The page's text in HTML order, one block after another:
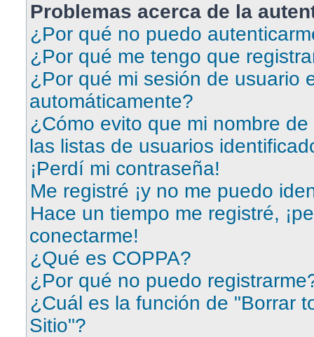
Problemas acerca de la
¿Por qué no puedo
¿Por qué me tengo que
¿Por qué mi sesión de usuario
automáticamente?
¿Cómo evito que mi nombre
las listas de usuarios
¡Perdí mi contraseña!
Me registré ¡y no me puedo
Hace un tiempo me registré,
conectarme!
¿Qué es COPPA?
¿Por qué no puedo
¿Cuál es la función de "Borrar
Sitio"?